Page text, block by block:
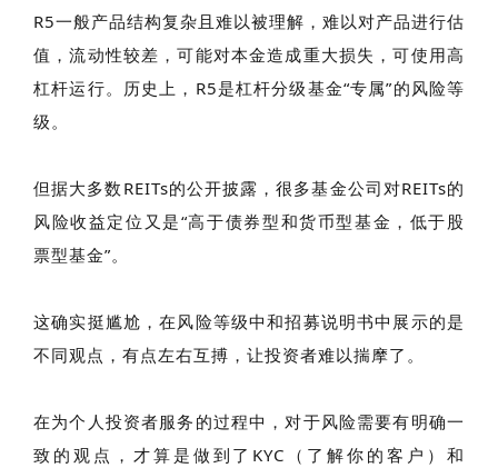
R5一般产品结构复杂且难以被理解，难以对产品进行估
值，流动性较差，可能对本金造成重大损失，可使用高
杠杆运行。
历史上，R5是杠杆分级基金“专属”的风险等
级。
但据大多数REITs的公开披露，很多基金公司对REITs的
风险收益定位又是“高于债券型和货币型基金，低于股
票型基金”。
这确实挺尴尬，在风险等级中和招募说明书中展示的是
不同观点，有点左右互搏，让投资者难以揣摩了。
在为个人投资者服务的过程中，对于风险需要有明确一
致的观点，才算是做到了KYC（了解你的客户）和